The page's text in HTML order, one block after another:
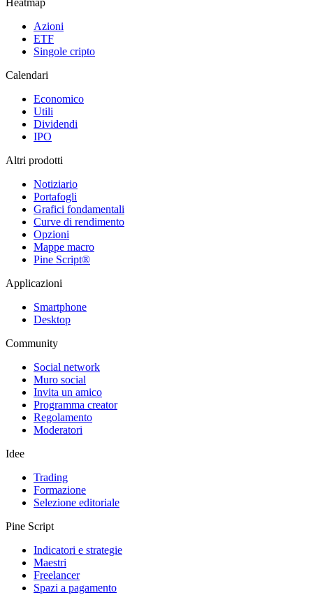
Heatmap
Azioni
ETF
Singole cripto
Calendari
Economico
Utili
Dividendi
IPO
Altri prodotti
Notiziario
Portafogli
Grafici fondamentali
Curve di rendimento
Opzioni
Mappe macro
Pine Script®
Applicazioni
Smartphone
Desktop
Community
Social network
Muro social
Invita un amico
Programma creator
Regolamento
Moderatori
Idee
Trading
Formazione
Selezione editoriale
Pine Script
Indicatori e strategie
Maestri
Freelancer
Spazi a pagamento